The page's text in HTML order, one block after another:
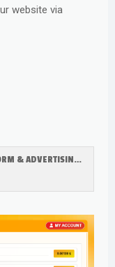
website via
ADVERTISING SUITE